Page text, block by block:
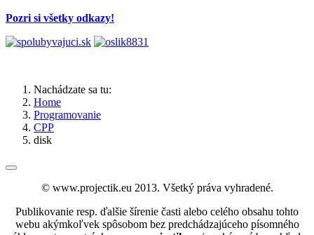
Pozri si všetky odkazy!
Nachádzate sa tu:
Home
Programovanie
CPP
disk
© www.projectik.eu 2013. Všetký práva vyhradené.
Publikovanie resp. ďalšie šírenie časti alebo celého obsahu tohto
webu akýmkoľvek spôsobom bez predchádzajúceho písomného